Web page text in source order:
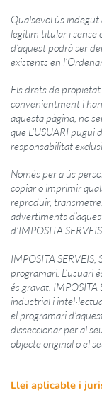
Qualsevol ús
legítim titular i sense
d’aquest podrà ser
existents en
Els drets de
convenientment i
aquesta pàgina, no
que L’USUARI
responsabilitat
Només per a ús
copiar o imprimir
reproduir,
advertiments
d’IMPOSITA
IMPOSITA
programari. L’usuari
és gravat. IMPOSITA
industrial i
el programari
disseccionar per al
objecte original o el
Llei aplicable i